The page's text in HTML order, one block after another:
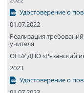
Удостоверение о
01.07.2022
Реализация
учителя
ОГБУ ДПО «Рязанский
2023
Удостоверение о